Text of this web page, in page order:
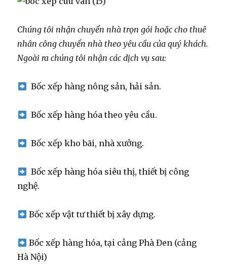
Chúng tôi nhận chuyển nhà trọn gói hoặc cho thuê
nhân công chuyển nhà theo yêu cầu của quý khách.
Ngoài ra chúng tôi nhận các dịch vụ sau:
Bốc xếp hàng nông sản, hải sản.
Bốc xếp hàng hóa theo yêu cầu.
Bốc xếp kho bãi, nhà xưởng.
Bốc xếp hàng hóa siêu thị, thiết bị công
nghệ.
Bốc xếp vật tư thiết bị xây dựng.
Bốc xếp hàng hóa, tại cảng Phà Đen (cảng
Hà Nội)